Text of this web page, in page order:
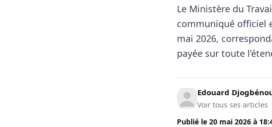
Le Ministère du
communiqué officiel
mai 2026,
payée sur toute
Edouard
Voir tous ses articles
Publié le 20 mai 2026 à